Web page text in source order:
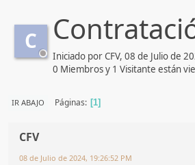
C
Iniciado por CFV, 08 de Julio de
0 Miembros y 1 Visitante están
IR ABAJO Páginas 1
CFV
08 de Julio de 2024, 19:26:52 PM